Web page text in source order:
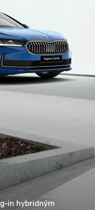
in hybridným